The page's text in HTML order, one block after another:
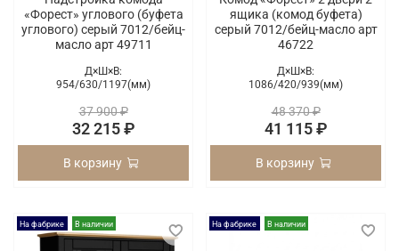
«Форест» углового (буфета
углового) серый 7012/бейц-
масло арт 49711
Д×Ш×В:
954/630/1197(мм)
37 900 ₽
32 215 ₽
В корзину
ящика (комод буфета)
серый 7012/бейц-масло арт
46722
Д×Ш×В:
1086/420/939(мм)
48 370 ₽
41 115 ₽
В корзину
На фабрике В наличии На фабрике В наличии